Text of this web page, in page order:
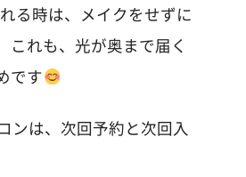
る時は、メイクをせずに
これも、光が奥まで届く
です
ンは、次回予約と次回入